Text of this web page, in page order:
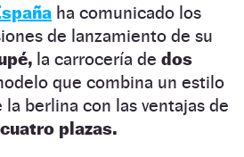
ha comunicado los
de lanzamiento de su
la carrocería de dos
que combina un estilo
berlina con las ventajas de
plazas.